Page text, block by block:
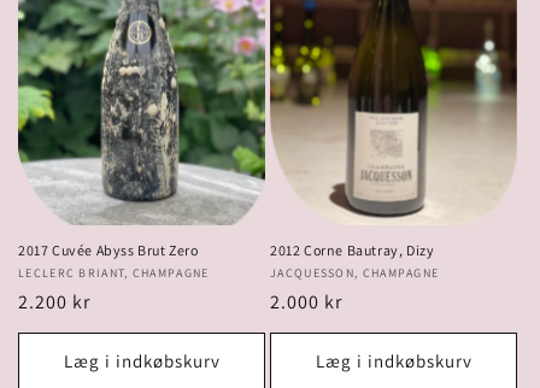
2017 Cuvée Abyss Brut Zero
Forhandler:
LECLERC BRIANT, CHAMPAGNE
Normalpris
2.200 kr
Læg i indkøbskurv
2012 Corne Bautray, Dizy
Forhandler:
JACQUESSON, CHAMPAGNE
Normalpris
2.000 kr
Læg i indkøbskurv